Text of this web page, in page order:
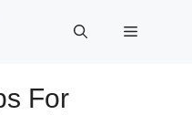
Menu
For